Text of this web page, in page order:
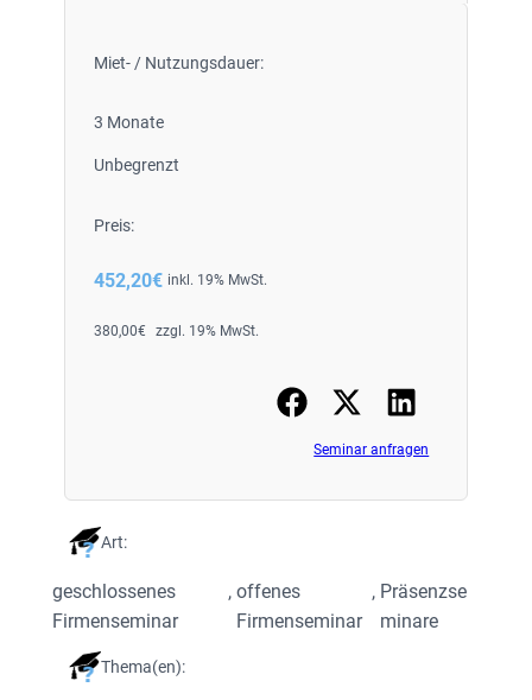
Miet- / Nutzungsdauer:
3 Monate
Unbegrenzt
Preis:
452,20€ inkl. 19% MwSt.
380,00€ zzgl. 19% MwSt.
Seminar anfragen
Art:
geschlossenes
Firmenseminar
, offenes
Firmenseminar
, Präsenzse
minare
Thema(en):